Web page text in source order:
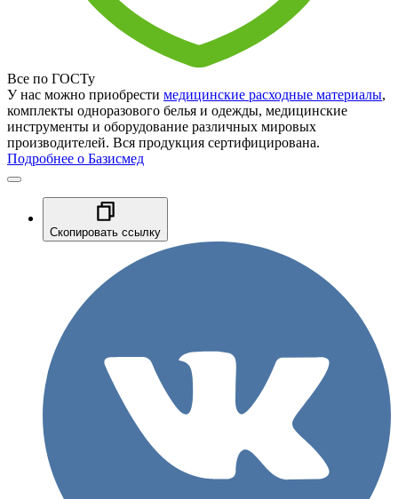
Все по ГОСТу
У нас можно приобрести медицинские расходные материалы,
комплекты одноразового белья и одежды, медицинские
инструменты и оборудование различных мировых
производителей. Вся продукция сертифицирована.
Подробнее о Базисмед
Скопировать ссылку